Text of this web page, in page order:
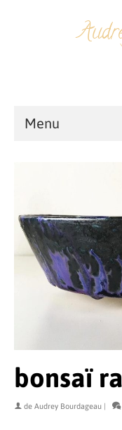
Menu
bonsaï
de Audrey Bourdageau |